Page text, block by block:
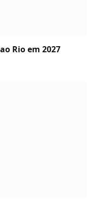
Rio em 2027